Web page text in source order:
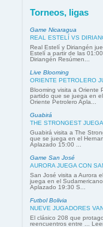
Torneos, ligas
Game Nicaragua
REAL ESTELÍ VS
Real Estelí y Diriangén
Estelí a partir de las
Diriangén Resúmen...
Live Blooming
ORIENTE PETROLERO
Blooming visita a Oriente
partido que se juega en
Oriente Petrolero Apla...
Guabirá
THE STRONGEST
Guabirá visita a The
que se juega en el
Aplazado 15:00 ...
Game San José
AURORA JUEGA CON
San José visita a Aurora
juega en el
Aplazado 19:30 S...
Futbol Bolivia
NUEVE JUGADORES
El clásico 208 que
reencuentros entre ...